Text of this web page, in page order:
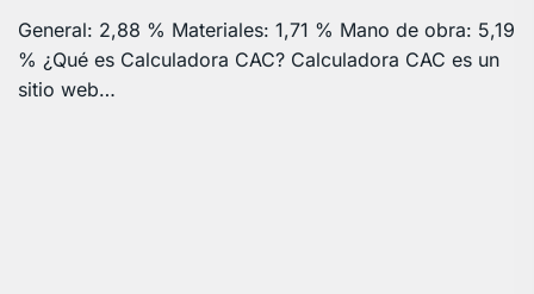
General: 2,88 % Materiales: 1,71 % Mano de obra: 5,19
% ¿Qué es Calculadora CAC? Calculadora CAC es un
sitio web…